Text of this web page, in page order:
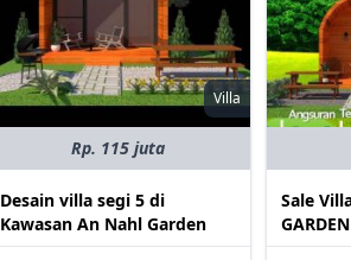
Villa
Rp. 115 juta
Desain villa segi 5 di
Kawasan An Nahl Garden
Sale
GARDEN